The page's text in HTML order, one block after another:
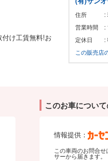
け工賃無料!お
住所
:
営業時間
:
定休日
:
この販売店
このお車につい
情報提供：
この車両のお問合
サーから届きます。